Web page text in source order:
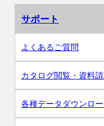
サポート
よくあるご質問
カタログ閲覧・資料
各種データダウンロー